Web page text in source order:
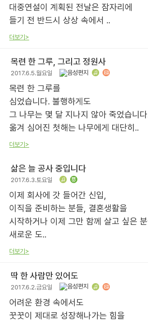
대중연설이 계획된 전날은 잠자리에
들기 전 반드시 상상 속에서 ..
더보기>
목련 한 그루, 그리고 정원사
2017.6.5.월요일
목련 한 그루를
심었습니다. 불행하게도
그 나무는 몇 달 지나지 않아 죽었습니
옮겨 심어진 첫해는 나무에게 대단히..
더보기>
삶은 늘 공사 중입니다
2017.6.3.토요일
이제 회사에 갓 들어간 신입,
이직을 준비하는 분들, 결혼생활을
시작하거나 이제 그만 함께 살고 싶은 분
새로운 도..
더보기>
딱 한 사람만 있어도
2017.6.2.금요일
어려운 환경 속에서도
꿋꿋이 제대로 성장해나가는 힘을